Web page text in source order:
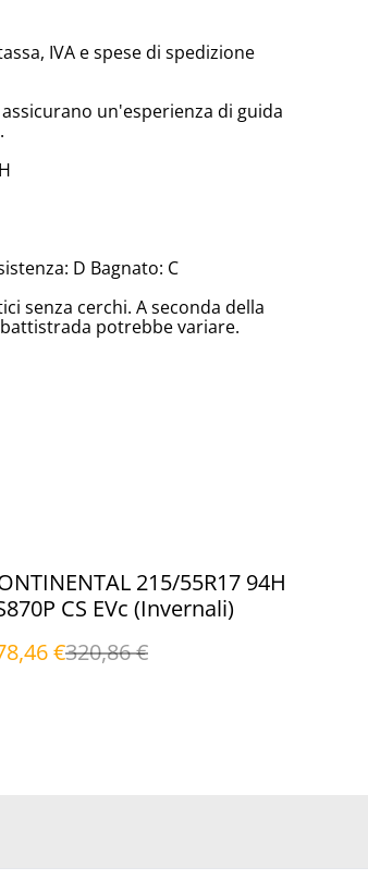
IVA e spese di spedizione
un'esperienza di guida
D Bagnato: C
senza cerchi. A seconda della
potrebbe variare.
215/55R17 94H
CS EVc (Invernali)
€320,86 €